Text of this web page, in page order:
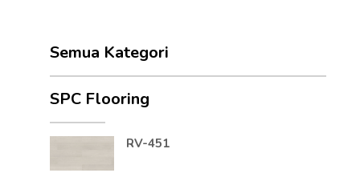
Semua Kategori
SPC Flooring
RV-451